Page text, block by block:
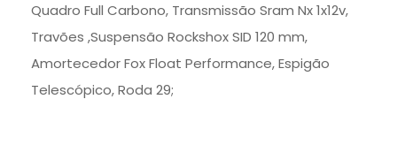
Quadro Full Carbono, Transmissão Sram Nx 1x12v,
Travões ,Suspensão Rockshox SID 120 mm,
Amortecedor Fox Float Performance, Espigão
Telescópico, Roda 29;